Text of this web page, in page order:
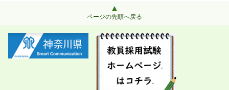
ページの先頭へ戻る